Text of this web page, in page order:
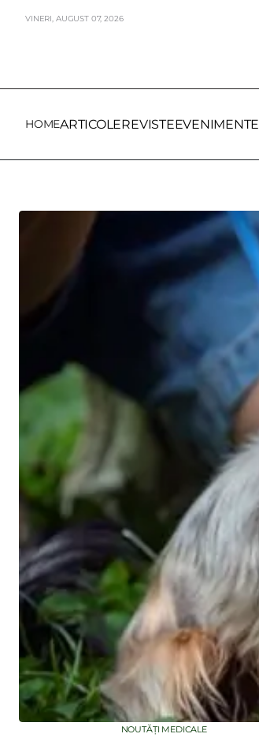
VINERI, AUGUST 07,2026
HOMEARTICOLEREVISTEEVENIMENTE
NOUTĂȚI MEDICALE